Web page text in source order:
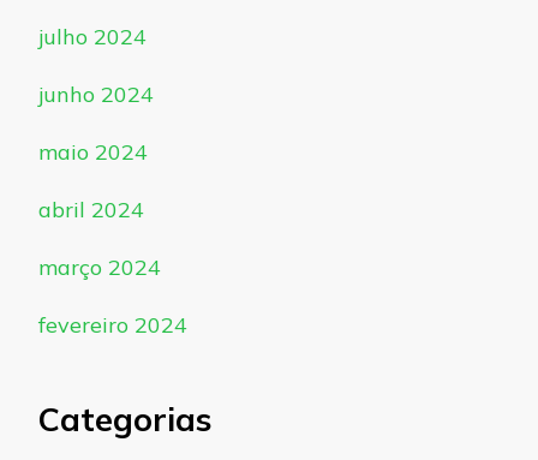
julho 2024
junho 2024
maio 2024
abril 2024
março 2024
fevereiro 2024
Categorias